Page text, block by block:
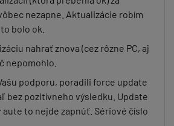
nezapne. Aktualizácie robím
bolo ok.
nahrať znova (cez rôzne PC, aj
nepomohlo.
podporu, poradili force update
bez pozitívneho výsledku. Update
aute to nejde zapnúť. Sériové číslo